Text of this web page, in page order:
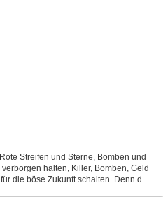
Streifen und Sterne, Bomben und
halten, Killer, Bomben, Geld
die böse Zukunft schalten. Denn die